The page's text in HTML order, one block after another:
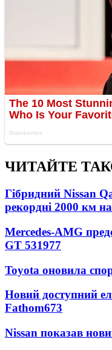
ЧИТАЙТЕ
Гібридний Nissan
рекордні 2000 км
Mercedes-AMG
GT 531977
Toyota оновила
Новий доступний
Fathom673
Nissan показав